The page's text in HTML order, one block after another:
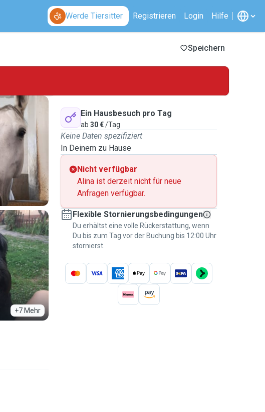
Werde Tiersitter Registrieren Login Hilfe
Speichern
+7 Mehr
Ein Hausbesuch pro Tag
ab 30 €/Tag
Keine Daten spezifiziert
In Deinem zu Hause
Nicht verfügbar
Alina ist derzeit nicht für neue
Anfragen verfügbar.
Flexible Stornierungsbedingungen
Du erhältst eine volle Rückerstattung, wenn
Du bis zum Tag vor der Buchung bis 12:00 Uhr
stornierst.